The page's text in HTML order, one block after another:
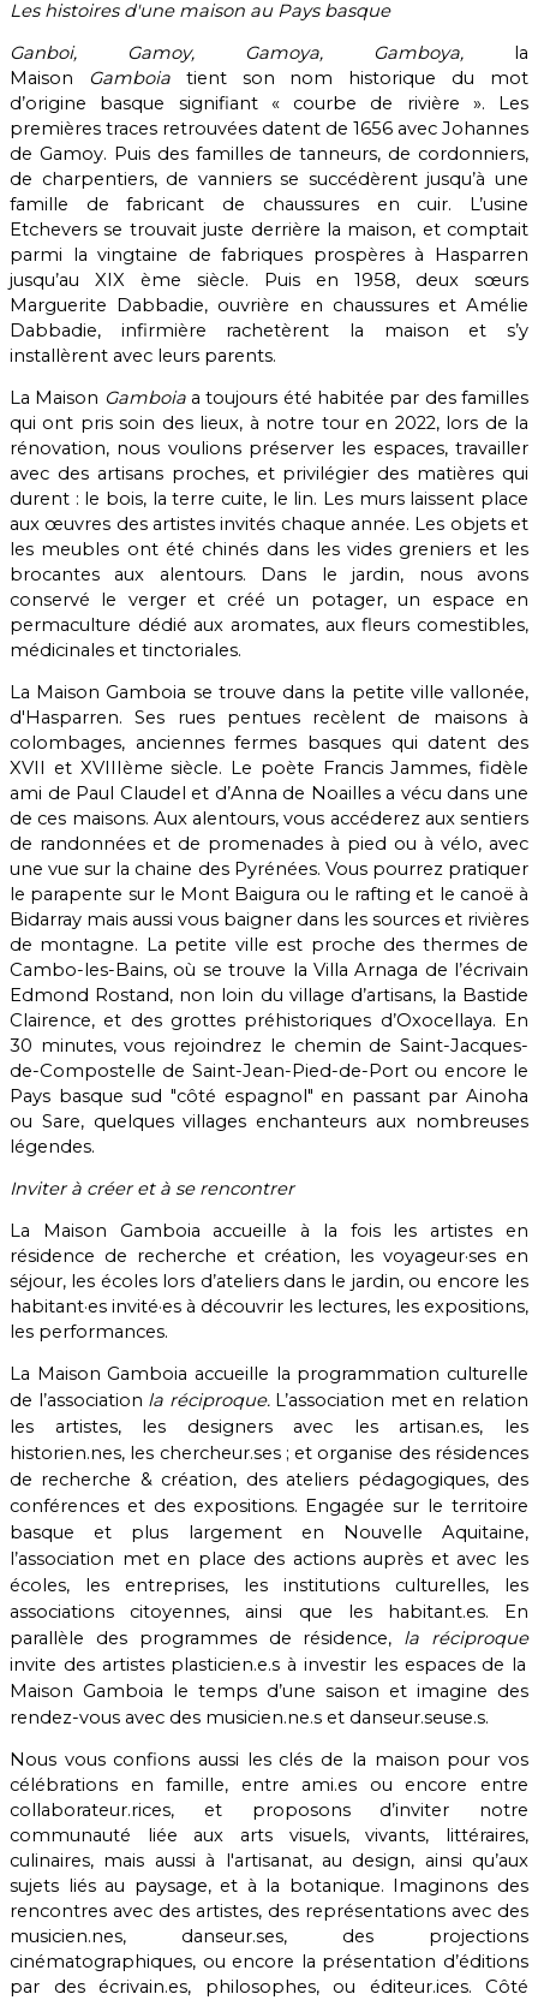
Les histoires d'une maison au Pays basque
Ganboi, Gamoy, Gamoya, Gamboya, la
Maison Gamboiatient son nom historique du mot
d’origine basque signifiant « courbe de rivière ». Les
premières traces retrouvées datent de 1656 avec Johannes
de Gamoy. Puis des familles de tanneurs, de cordonniers,
de charpentiers, de vanniers se succédèrent jusqu’à une
famille de fabricant de chaussures en cuir. L’usine
Etchevers se trouvait juste derrière la maison, et comptait
parmi la vingtaine de fabriques prospères à Hasparren
jusqu’au XIX ème siècle. Puis en 1958, deux sœurs
Marguerite Dabbadie, ouvrière en chaussures et Amélie
Dabbadie, infirmière rachetèrent la maison et s’y
installèrent avec leurs parents.
La Maison Gamboiaa toujours été habitée par des familles
qui ont pris soin des lieux, à notre tour en 2022, lors de la
rénovation, nous voulions préserver les espaces, travailler
avec des artisans proches, et privilégier des matières qui
durent : le bois, la terre cuite, le lin. Les murs laissent place
aux œuvres des artistes invités chaque année. Les objets et
les meubles ont été chinés dans les vides greniers et les
brocantes aux alentours. Dans le jardin, nous avons
conservé le verger et créé un potager, un espace en
permaculture dédié aux aromates, aux fleurs comestibles,
médicinales et tinctoriales.
La Maison Gamboia se trouve dans la petite ville vallonée,
d'Hasparren. Ses rues pentues recèlent de maisons à
colombages, anciennes fermes basques qui datent des
XVII et XVIIIème siècle. Le poète Francis Jammes, fidèle
ami de Paul Claudel et d’Anna de Noailles a vécu dans une
de ces maisons. Aux alentours, vous accéderez aux sentiers
de randonnées et de promenades à pied ou à vélo, avec
une vue sur la chaine des Pyrénées. Vous pourrez pratiquer
le parapente sur le Mont Baigura ou le rafting et le canoë à
Bidarray mais aussi vous baigner dans les sources et rivières
de montagne. La petite ville est proche des thermes de
Cambo-les-Bains, où se trouve la Villa Arnaga de l’écrivain
Edmond Rostand, non loin du village d’artisans, la Bastide
Clairence, et des grottes préhistoriques d’Oxocellaya. En
30 minutes, vous rejoindrez le chemin de Saint-Jacques-
de-Compostelle de Saint-Jean-Pied-de-Port ou encore le
Pays basque sud "côté espagnol" en passant par Ainoha
ou Sare, quelques villages enchanteurs aux nombreuses
légendes.
Inviter à créer et à se rencontrer
La Maison Gamboia accueille à la fois les artistes en
résidence de recherche et création, les voyageur·ses en
séjour, les écoles lors d’ateliers dans le jardin, ou encore les
habitant·es invité·es à découvrir les lectures, les expositions,
les performances.
La Maison Gamboia accueille la programmation culturelle
de l’association la réciproque. L’association met en relation
les artistes, les designers avec les artisan.es, les
historien.nes, les chercheur.ses ; et organise des résidences
de recherche & création, des ateliers pédagogiques, des
conférences et des expositions. Engagée sur le territoire
basque et plus largement en Nouvelle Aquitaine,
l’association met en place des actions auprès et avec les
écoles, les entreprises, les institutions culturelles, les
associations citoyennes, ainsi que les habitant.es. En
parallèle des programmes de résidence, la réciproque
invite des artistes plasticien.e.s à investir les espaces de la
Maison Gamboia le temps d’une saison et imagine des
rendez-vous avec des musicien.ne.s et danseur.seuse.s.
Nous vous confions aussi les clés de la maison pour vos
célébrations en famille, entre ami.es ou encore entre
collaborateur.rices, et proposons d’inviter notre
communauté liée aux arts visuels, vivants, littéraires,
culinaires, mais aussi à l'artisanat, au design, ainsi qu’aux
sujets liés au paysage, et à la botanique. Imaginons des
rencontres avec des artistes, des représentations avec des
musicien.nes, danseur.ses, des projections
cinématographiques, ou encore la présentation d’éditions
par des écrivain.es, philosophes, ou éditeur.ices. Côté